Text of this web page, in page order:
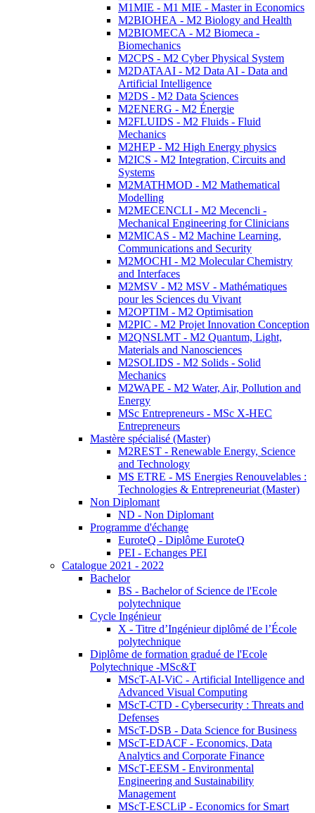
M1MIE - M1 MIE - Master in Economics
M2BIOHEA - M2 Biology and Health
M2BIOMECA - M2 Biomeca -
Biomechanics
M2CPS - M2 Cyber Physical System
M2DATAAI - M2 Data AI - Data and
Artificial Intelligence
M2DS - M2 Data Sciences
M2ENERG - M2 Énergie
M2FLUIDS - M2 Fluids - Fluid
Mechanics
M2HEP - M2 High Energy physics
M2ICS - M2 Integration, Circuits and
Systems
M2MATHMOD - M2 Mathematical
Modelling
M2MECENCLI - M2 Mecencli -
Mechanical Engineering for Clinicians
M2MICAS - M2 Machine Learning,
Communications and Security
M2MOCHI - M2 Molecular Chemistry
and Interfaces
M2MSV - M2 MSV - Mathématiques
pour les Sciences du Vivant
M2OPTIM - M2 Optimisation
M2PIC - M2 Projet Innovation Conception
M2QNSLMT - M2 Quantum, Light,
Materials and Nanosciences
M2SOLIDS - M2 Solids - Solid
Mechanics
M2WAPE - M2 Water, Air, Pollution and
Energy
MSc Entrepreneurs - MSc X-HEC
Entrepreneurs
Mastère spécialisé (Master)
M2REST - Renewable Energy, Science
and Technology
MS ETRE - MS Energies Renouvelables :
Technologies & Entrepreneuriat (Master)
Non Diplomant
ND - Non Diplomant
Programme d'échange
EuroteQ - Diplôme EuroteQ
PEI - Echanges PEI
Catalogue 2021 - 2022
Bachelor
BS - Bachelor of Science de l'Ecole
polytechnique
Cycle Ingénieur
X - Titre d’Ingénieur diplômé de l’École
polytechnique
Diplôme de formation gradué de l'Ecole
Polytechnique -MSc&T
MScT-AI-ViC - Artificial Intelligence and
Advanced Visual Computing
MScT-CTD - Cybersecurity : Threats and
Defenses
MScT-DSB - Data Science for Business
MScT-EDACF - Economics, Data
Analytics and Corporate Finance
MScT-EESM - Environmental
Engineering and Sustainability
Management
MScT-ESCLiP - Economics for Smart